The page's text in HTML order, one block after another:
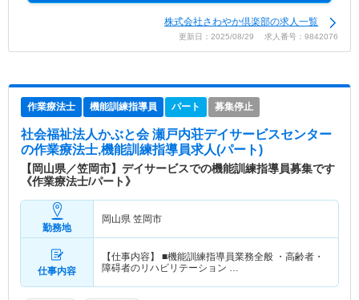
株式会社さわやか倶楽部の求人一覧
更新日：2025/08/29 求人番号：9842076
作業療法士 機能訓練指導員 パート 募集停止
社会福祉法人かぶと会 瀬戸内荘デイサービスセンター
の作業療法士,機能訓練指導員求人(パート)
【岡山県／笠岡市】デイサービスでの機能訓練指導員募集です
《作業療法士/パート》
勤務地
岡山県 笠岡市
仕事内容
【仕事内容】 ■機能訓練指導員業務全般 ・高齢者・
障碍者のリハビリテーション …